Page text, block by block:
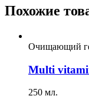
Похожие
Очищающий
Multi
250 мл.